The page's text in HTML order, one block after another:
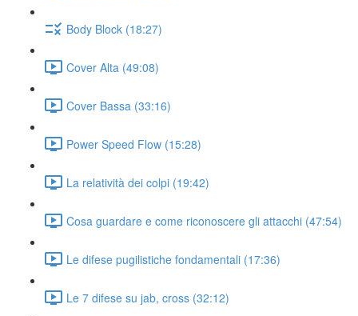
Body Block (18:27)
Cover Alta (49:08)
Cover Bassa (33:16)
Power Speed Flow (15:28)
La relatività dei colpi (19:42)
Cosa guardare e come riconoscere gli attacchi (47:54)
Le difese pugilistiche fondamentali (17:36)
Le 7 difese su jab, cross (32:12)